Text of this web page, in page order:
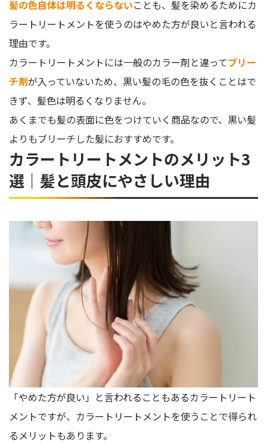
髪の色自体は明るくならないことも、髪を染めるためにカ
ラートリートメントを使うのはやめた方が良いと言われる
理由です。
カラートリートメントには一般のカラー剤と違ってブリー
チ剤が入っていないため、黒い髪の毛の色を抜くことはで
きず、髪色は明るくなりません。
あくまでも髪の表面に色をつけていく商品なので、黒い髪
よりもブリーチした髪におすすめです。
カラートリートメントのメリット3
選｜髪と頭皮にやさしい理由
「やめた方が良い」と言われることもあるカラートリート
メントですが、カラートリートメントを使うことで得られ
るメリットもあります。